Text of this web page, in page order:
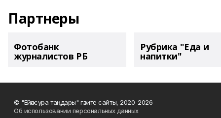
Партнеры
Фотобанк
журналистов РБ
Рубрика "Еда и
напитки"
© "Ейәнсура таңдары" гәзите сайты, 2020-2026
Об использовании персональных данных